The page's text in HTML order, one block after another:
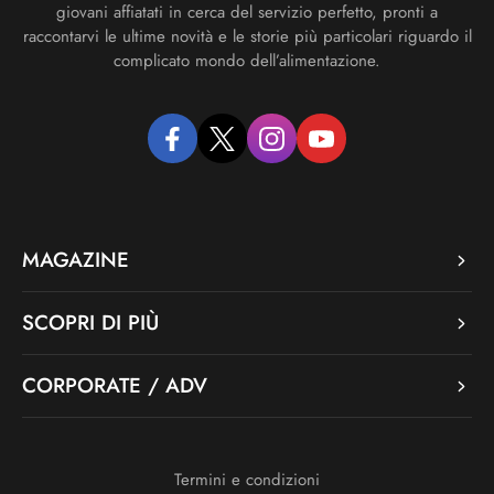
giovani affiatati in cerca del servizio perfetto, pronti a
raccontarvi le ultime novità e le storie più particolari riguardo il
complicato mondo dell’alimentazione.
facebooktwitter instagramyoutube
MAGAZINE
SCOPRI DI PIÙ
CORPORATE / ADV
Termini e condizioni